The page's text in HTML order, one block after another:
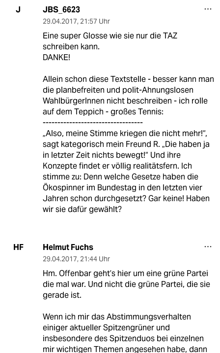
J JBS_6623
29.04.2017, 21:57 Uhr
Eine super Glosse wie sie nur die TAZ
schreiben kann.
DANKE!
Allein schon diese Textstelle - besser kann man
die planbefreiten und polit-Ahnungslosen
WahlbürgerInnen nicht beschreiben - ich rolle
auf dem Teppich - großes Tennis:
----------------------------------
„Also, meine Stimme kriegen die nicht mehr!“,
sagt kategorisch mein Freund R. „Die haben ja
in letzter Zeit nichts bewegt!“ Und ihre
Konzepte findet er völlig realitätsfern. Ich
stimme zu: Denn welche Gesetze haben die
Ökospinner im Bundestag in den letzten vier
Jahren schon durchgesetzt? Gar keine! Haben
wir sie dafür gewählt?
HF Helmut Fuchs
29.04.2017, 21:44 Uhr
Hm. Offenbar geht’s hier um eine grüne Partei
die mal war. Und nicht die grüne Partei, die sie
gerade ist.
Wenn ich mir das Abstimmungsverhalten
einiger aktueller Spitzengrüner und
insbesondere des Spitzenduos bei einzelnen
mir wichtigen Themen angesehen habe, dann